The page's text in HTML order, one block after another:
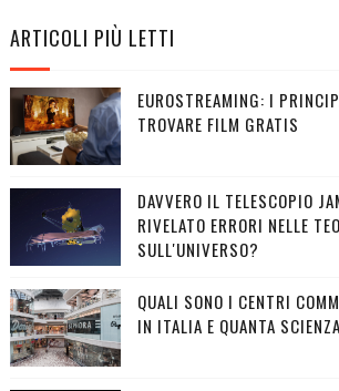
ARTICOLI PIÙ LETTI
EUROSTREAMING: I
TROVARE FILM GRATIS
DAVVERO IL TELESCOPIO
RIVELATO ERRORI NELLE
SULL'UNIVERSO?
QUALI SONO I CENTRI
IN ITALIA E QUANTA